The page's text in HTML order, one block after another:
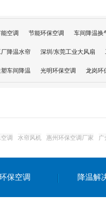
空调 节能环保空调 车间降温换
降温水帘 深圳/东莞工业大风扇
车间降温 光明环保空调 龙岗环
达州工业省电安装
调 水帘风机 惠州环保空调厂家 广
保空调 降温解